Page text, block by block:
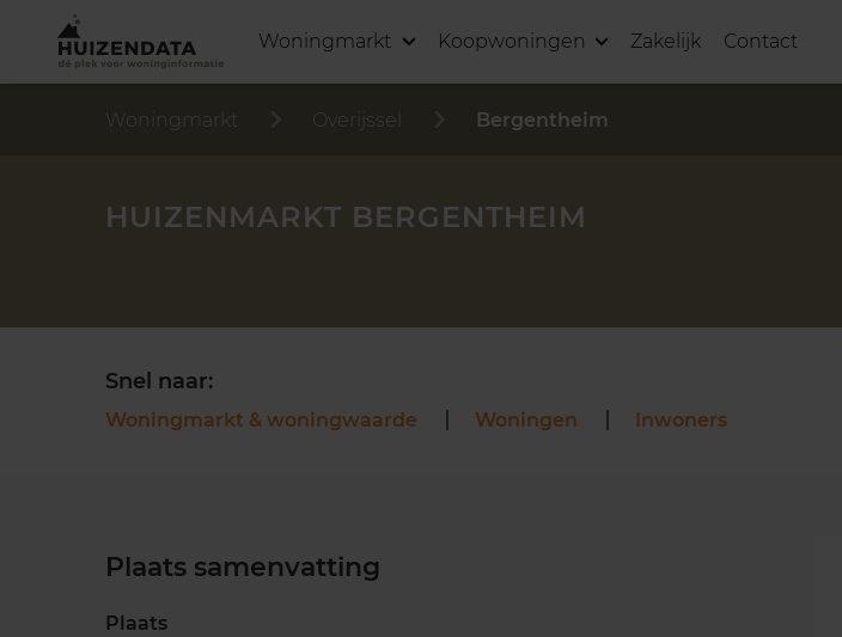
Woningmarkt Koopwoningen Zakelijk Contact
Woningmarkt Overijssel Bergentheim
HUIZENMARKT BERGENTHEIM
Snel naar:
Woningmarkt & woningwaarde Woningen Inwoners
Plaats samenvatting
Plaats